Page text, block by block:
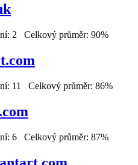
2 Celkový průměr: 90%
11 Celkový průměr: 86%
6 Celkový průměr: 87%